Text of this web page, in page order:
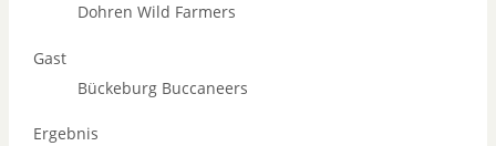
Dohren Wild Farmers
Gast
Bückeburg Buccaneers
Ergebnis